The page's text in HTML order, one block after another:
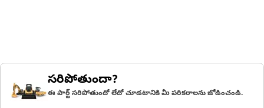
సరిపోతుందా?
ఈ పార్ట్ సరిపోతుందో లేదో చూడటానికి మీ పరికరాలను జోడించండి.